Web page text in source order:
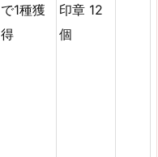
で1種獲
得
印章 12
個